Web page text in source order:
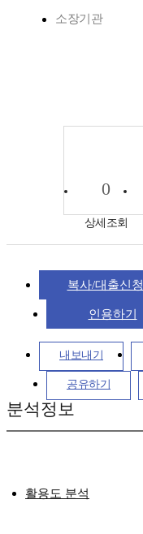
소장기관
0
상세조회
복사/대출신청
인용하기
내보내기
공유하기
분석정보
활용도 분석